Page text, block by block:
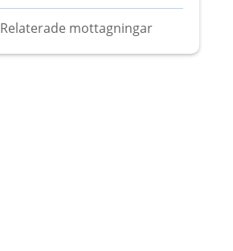
Relaterade mottagningar